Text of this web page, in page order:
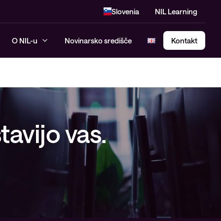
Slovenia NIL Learning
O NIL-u Novinarsko središče Kontakt
vas.